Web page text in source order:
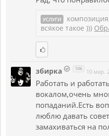
УСЛУГИ
всякое такое )))
збирка 106 10 мар.
Работать и
вокалом,очень
попаданий.Есть
люблю давать
замахиваться на